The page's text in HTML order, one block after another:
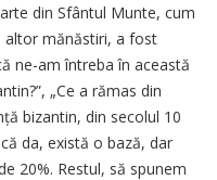
din Sfântul Munte, cum
altor mănăstiri, a fost
ne-am întreba în această
„Ce a rămas din
bizantin, din secolul 10
da, există o bază, dar
20%. Restul, să spunem